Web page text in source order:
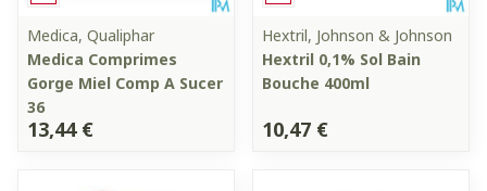
Medica, Qualiphar
Medica Comprimes
Gorge Miel Comp A Sucer
36
13,44 €
Hextril, Johnson & Johnson
Hextril 0,1% Sol Bain
Bouche 400ml
10,47 €